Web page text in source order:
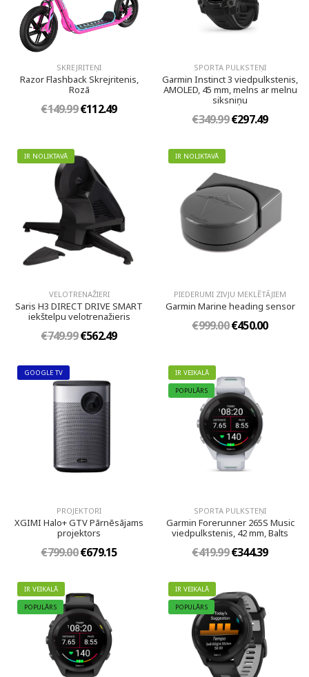
SKREJRITEŅI
Razor Flashback Skrejritenis,
Rozā
€149.99€112.49
SPORTA PULKSTEŅI
Garmin Instinct 3 viedpulkstenis,
AMOLED, 45 mm, melns ar melnu
siksniņu
€349.99€297.49
IR NOLIKTAVĀ
VELOTRENAŽIERI
Saris H3 DIRECT DRIVE SMART
iekštelpu velotrenažieris
€749.99€562.49
IR NOLIKTAVĀ
PIEDERUMI ZIVJU MEKLĒTĀJIEM
Garmin Marine heading sensor
€999.00€450.00
GOOGLE TV
PROJEKTORI
XGIMI Halo+ GTV Pārnēsājams
projektors
€799.00€679.15
IR VEIKALĀ
POPULĀRS
SPORTA PULKSTEŅI
Garmin Forerunner 265S Music
viedpulkstenis, 42 mm, Balts
€419.99€344.39
IR VEIKALĀ
POPULĀRS
IR VEIKALĀ
POPULĀRS